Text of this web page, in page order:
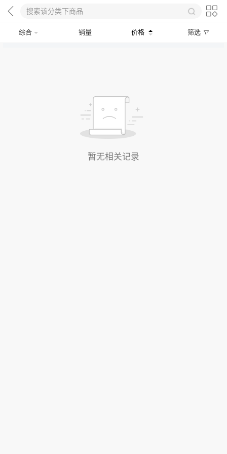
综合 销量 价格 筛选
暂无相关记录